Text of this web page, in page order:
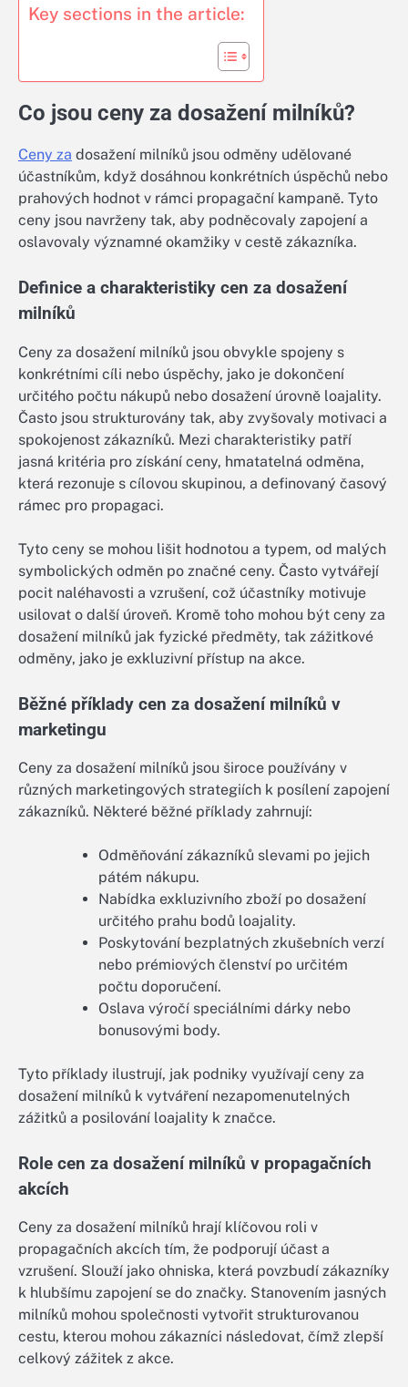
Key sections in the article:
Co jsou ceny za dosažení milníků?
Ceny za dosažení milníků jsou odměny udělované
účastníkům, když dosáhnou konkrétních úspěchů nebo
prahových hodnot v rámci propagační kampaně. Tyto
ceny jsou navrženy tak, aby podněcovaly zapojení a
oslavovaly významné okamžiky v cestě zákazníka.
Definice a charakteristiky cen za dosažení
milníků
Ceny za dosažení milníků jsou obvykle spojeny s
konkrétními cíli nebo úspěchy, jako je dokončení
určitého počtu nákupů nebo dosažení úrovně loajality.
Často jsou strukturovány tak, aby zvyšovaly motivaci a
spokojenost zákazníků. Mezi charakteristiky patří
jasná kritéria pro získání ceny, hmatatelná odměna,
která rezonuje s cílovou skupinou, a definovaný časový
rámec pro propagaci.
Tyto ceny se mohou lišit hodnotou a typem, od malých
symbolických odměn po značné ceny. Často vytvářejí
pocit naléhavosti a vzrušení, což účastníky motivuje
usilovat o další úroveň. Kromě toho mohou být ceny za
dosažení milníků jak fyzické předměty, tak zážitkové
odměny, jako je exkluzivní přístup na akce.
Běžné příklady cen za dosažení milníků v
marketingu
Ceny za dosažení milníků jsou široce používány v
různých marketingových strategiích k posílení zapojení
zákazníků. Některé běžné příklady zahrnují:
Odměňování zákazníků slevami po jejich
pátém nákupu.
Nabídka exkluzivního zboží po dosažení
určitého prahu bodů loajality.
Poskytování bezplatných zkušebních verzí
nebo prémiových členství po určitém
počtu doporučení.
Oslava výročí speciálními dárky nebo
bonusovými body.
Tyto příklady ilustrují, jak podniky využívají ceny za
dosažení milníků k vytváření nezapomenutelných
zážitků a posilování loajality k značce.
Role cen za dosažení milníků v propagačních
akcích
Ceny za dosažení milníků hrají klíčovou roli v
propagačních akcích tím, že podporují účast a
vzrušení. Slouží jako ohniska, která povzbudí zákazníky
k hlubšímu zapojení se do značky. Stanovením jasných
milníků mohou společnosti vytvořit strukturovanou
cestu, kterou mohou zákazníci následovat, čímž zlepší
celkový zážitek z akce.